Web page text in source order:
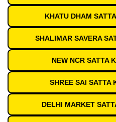
KHATU DHAM
SHALIMAR SAVERA
NEW NCR SATTA
SHREE SAI SATTA
DELHI MARKET